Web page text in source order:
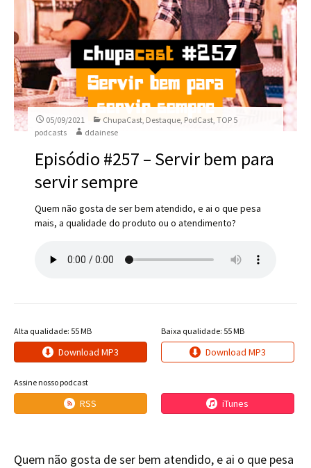
05/09/2021 ChupaCast, Destaque, PodCast,TOP 5
podcasts
ddainese
Episódio #257 – Servir bem para
servir sempre
Quem não gosta de ser bem atendido, e ai o que pesa
mais, a qualidade do produto ou o atendimento?
Alta qualidade: 55 MB
Download MP3
Baixa qualidade: 55 MB
Download MP3
Assine nosso podcast
RSS iTunes
Quem não gosta de ser bem atendido, e ai o que pesa